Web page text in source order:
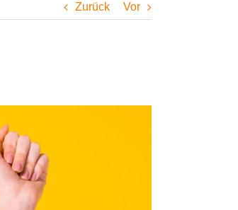
Zurück Vor